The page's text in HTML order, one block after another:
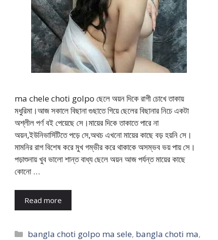
ma chele choti golpo ছেলে অয়ন দিকে রাগী চোখে তাকায়
মধুরিমা।আজ সকালে বিছানা গুছাতে গিয়ে ছেলের বিছানার নিচে একটা
অশ্লীল পর্ণ বই পেয়েছে সে।মায়ের দিকে তাকাতে পারে না
অয়ন,ইউনিভার্সিটিতে পড়ে সে,অথচ এখনো মায়ের কাছে বড় হয়নি সে।
মামনির রাগ বিশেষ করে মুখ গম্ভীর করে থাকাকে অসম্ভব ভয় পায় সে।
পড়াশুনায় খুব ভালো শান্ত বাধ্য ছেলে অয়ন আজ পর্যন্ত মায়ের কাছে
কোনো …
Read more
Categories
bangla choti golpo ma sele, bangla choti ma,